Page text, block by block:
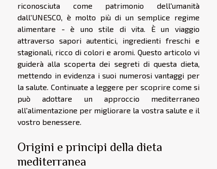
riconosciuta come patrimonio dell'umanità
dall'UNESCO, è molto più di un semplice regime
alimentare - è uno stile di vita. È un viaggio
attraverso sapori autentici, ingredienti freschi e
stagionali, ricco di colori e aromi. Questo articolo vi
guiderà alla scoperta dei segreti di questa dieta,
mettendo in evidenza i suoi numerosi vantaggi per
la salute. Continuate a leggere per scoprire come si
può adottare un approccio mediterraneo
all'alimentazione per migliorare la vostra salute e il
vostro benessere.
Origini e principi della dieta
mediterranea